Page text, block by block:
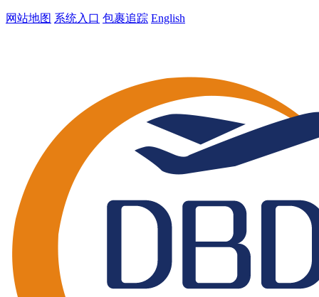
网站地图 系统入口 包裹追踪 English